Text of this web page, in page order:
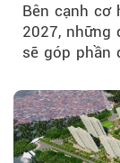
Bên cạnh cơ
2027, những
sẽ góp phần